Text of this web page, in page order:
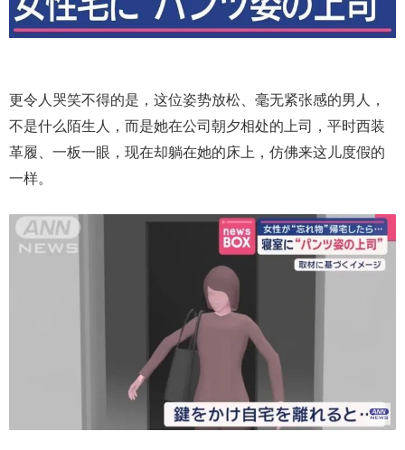
更令人哭笑不得的是，这位姿势放松、毫无紧张感的男人，
不是什么陌生人，而是她在公司朝夕相处的上司，平时西装
革履、一板一眼，现在却躺在她的床上，仿佛来这儿度假的
一样。